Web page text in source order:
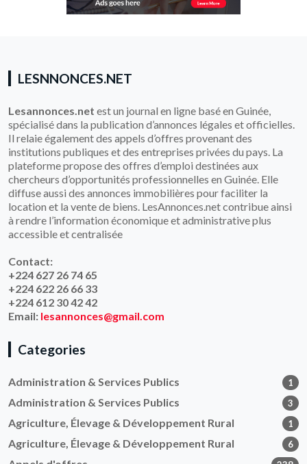
LESNNONCES.NET
Lesannonces.net est un journal en ligne basé en Guinée,
spécialisé dans la publication d’annonces légales et officielles.
Il relaie également des appels d’offres provenant des
institutions publiques et des entreprises privées du pays. La
plateforme propose des offres d’emploi destinées aux
chercheurs d’opportunités professionnelles en Guinée. Elle
diffuse aussi des annonces immobilières pour faciliter la
location et la vente de biens. LesAnnonces.net contribue ainsi
à rendre l’information économique et administrative plus
accessible et centralisée
Contact:
+224 627 26 74 65
+224 622 26 66 33
+224 612 30 42 42
Email: lesannonces@gmail.com
Categories
Administration & Services Publics 1
Administration & Services Publics 3
Agriculture, Élevage & Développement Rural 1
Agriculture, Élevage & Développement Rural 6